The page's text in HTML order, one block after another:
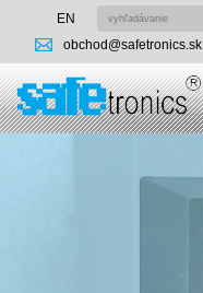
EN
obchod@safetronics.sk